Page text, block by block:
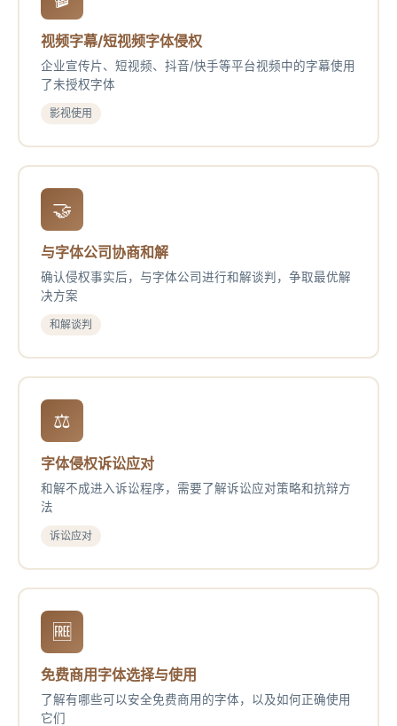
视频字幕/短视频字体侵权
企业宣传片、短视频、抖音/快手等平台视频中的字幕使用
了未授权字体
影视使用
🤝
与字体公司协商和解
确认侵权事实后，与字体公司进行和解谈判，争取最优解
决方案
和解谈判
⚖️
字体侵权诉讼应对
和解不成进入诉讼程序，需要了解诉讼应对策略和抗辩方
法
诉讼应对
🆓
免费商用字体选择与使用
了解有哪些可以安全免费商用的字体，以及如何正确使用
它们